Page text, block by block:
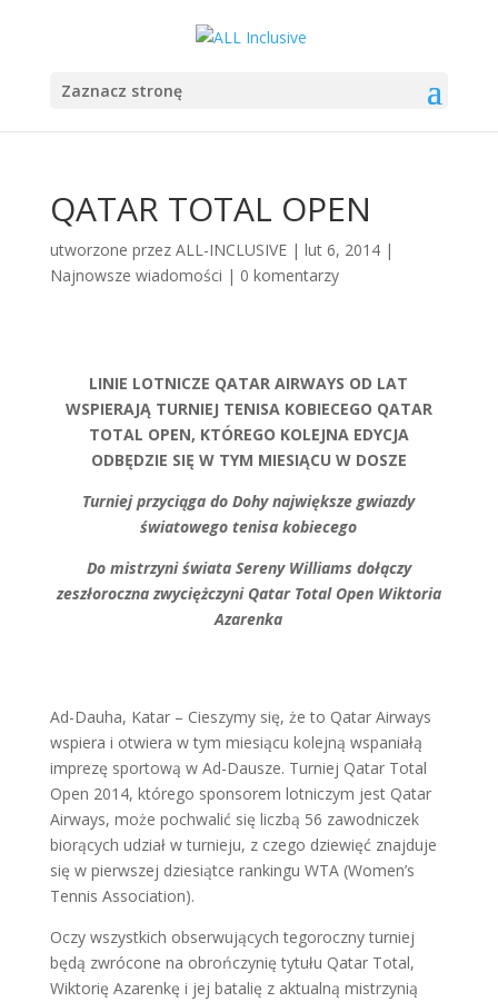
Zaznacz stronę
QATAR TOTAL OPEN
utworzone przez ALL-INCLUSIVE| lut 6, 2014|
Najnowsze wiadomości | 0 komentarzy
LINIE LOTNICZE QATAR AIRWAYS OD LAT
WSPIERAJĄ TURNIEJ TENISA KOBIECEGO QATAR
TOTAL OPEN, KTÓREGO KOLEJNA EDYCJA
ODBĘDZIE SIĘ W TYM MIESIĄCU W DOSZE
Turniej przyciąga do Dohy największe gwiazdy
światowego tenisa kobiecego
Do mistrzyni świata Sereny Williams dołączy
zeszłoroczna zwyciężczyni Qatar Total Open Wiktoria
Azarenka
Ad-Dauha, Katar – Cieszymy się, że to Qatar Airways
wspiera i otwiera w tym miesiącu kolejną wspaniałą
imprezę sportową w Ad-Dausze. Turniej Qatar Total
Open 2014, którego sponsorem lotniczym jest Qatar
Airways, może pochwalić się liczbą 56 zawodniczek
biorących udział w turnieju, z czego dziewięć znajduje
się w pierwszej dziesiątce rankingu WTA (Women’s
Tennis Association).
Oczy wszystkich obserwujących tegoroczny turniej
będą zwrócone na obrończynię tytułu Qatar Total,
Wiktorię Azarenkę i jej batalię z aktualną mistrzynią